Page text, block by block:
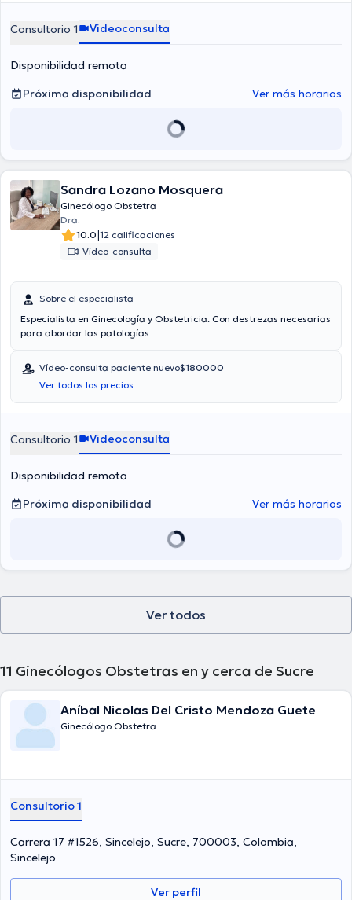
Consultorio 1 Videoconsulta
Disponibilidad remota
Próxima disponibilidad
Ver más horarios
Sandra Lozano Mosquera
Ginecólogo Obstetra
Dra.
10.0|12 calificaciones
Vídeo-consulta
Sobre el especialista
Especialista en Ginecología y Obstetricia. Con destrezas necesarias
para abordar las patologías.
Vídeo-consulta paciente nuevo$180000
Ver todos los precios
Consultorio 1 Videoconsulta
Disponibilidad remota
Próxima disponibilidad
Ver más horarios
Ver todos
11 Ginecólogos Obstetras en y cerca de Sucre
Aníbal Nicolas Del Cristo Mendoza Guete
Ginecólogo Obstetra
Consultorio 1
Carrera 17 #1526, Sincelejo, Sucre, 700003, Colombia,
Sincelejo
Ver perfil